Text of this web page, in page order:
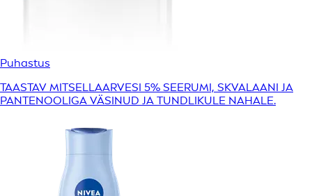
Puhastus
TAASTAV MITSELLAARVESI 5% SEERUMI, SKVALAANI JA
PANTENOOLIGA VÄSINUD JA TUNDLIKULE NAHALE.